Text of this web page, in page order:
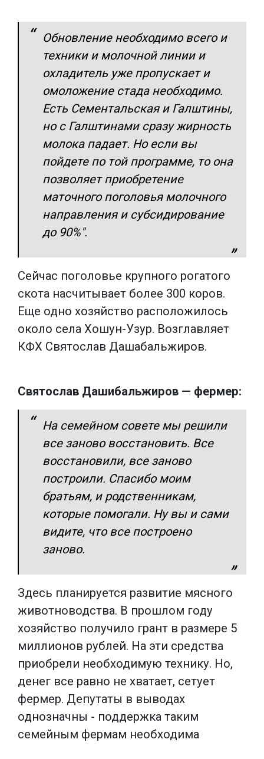
Обновление необходимо всего и
техники и молочной линии и
охладитель уже пропускает и
омоложение стада необходимо.
Есть Сементальская и Галштины,
но с Галштинами сразу жирность
молока падает. Но если вы
пойдете по той программе, то она
позволяет приобретение
маточного поголовья молочного
направления и субсидирование
до 90%".
Сейчас поголовье крупного рогатого
скота насчитывает более 300 коров.
Еще одно хозяйство расположилось
около села Хошун-Узур. Возглавляет
КФХ Святослав Дашабальжиров.
Святослав Дашибальжиров — фермер:
На семейном совете мы решили
все заново восстановить. Все
восстановили, все заново
построили. Спасибо моим
братьям, и родственникам,
которые помогали. Ну вы и сами
видите, что все построено
заново.
Здесь планируется развитие мясного
животноводства. В прошлом году
хозяйство получило грант в размере 5
миллионов рублей. На эти средства
приобрели необходимую технику. Но,
денег все равно не хватает, сетует
фермер. Депутаты в выводах
однозначны - поддержка таким
семейным фермам необходима